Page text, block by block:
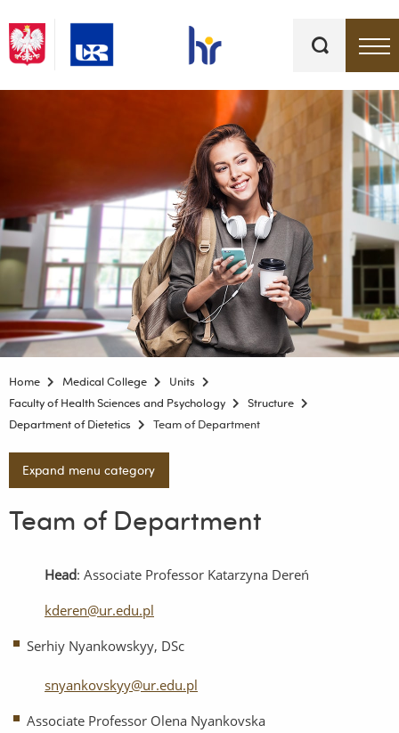
Home Medical College
Units
Faculty of Health Sciences and Psychology
Structure
Department of Dietetics
Team of Department
Expand menu category
Team of Department
Head: Associate Professor Katarzyna Dereń
kderen@ur.edu.pl
Serhiy Nyankowskyy, DSc
snyankovskyy@ur.edu.pl
Associate Professor Olena Nyankovska